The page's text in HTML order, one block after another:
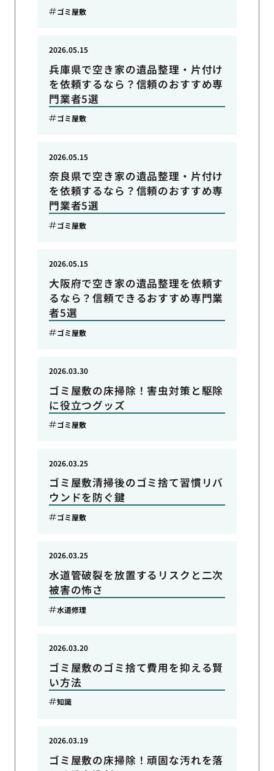
ゴミ屋敷
兵庫県で空き家の遺品整理・片付け
を依頼するなら？信頼のおすすめ専
門業者5選
2026.05.15
ゴミ屋敷
奈良県で空き家の遺品整理・片付け
を依頼するなら？信頼のおすすめ専
門業者5選
2026.05.15
ゴミ屋敷
大阪府で空き家の遺品整理を依頼す
るなら？信頼できるおすすめ専門業
者5選
2026.05.15
ゴミ屋敷
ゴミ屋敷の床掃除！害虫対策と駆除
に役立つグッズ
2026.03.30
ゴミ屋敷
ゴミ屋敷清掃後のゴミ捨て習慣リバ
ウンドを防ぐ鍵
2026.03.25
ゴミ屋敷
水道管破裂を放置するリスクと二次
被害の怖さ
2026.03.25
水道修理
ゴミ屋敷のゴミ捨て費用を抑える賢
い方法
2026.03.20
知識
ゴミ屋敷の床掃除！頑固な汚れを落
2026.03.19